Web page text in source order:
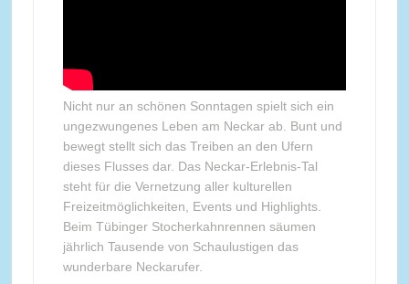
Nicht nur an schönen Sonntagen spielt sich ein
ungezwungenes Leben am Neckar ab. Bunt und
bewegt stellt sich das Treiben an den Ufern
dieses Flusses dar. Das Neckar-Erlebnis-Tal
steht für die Vernetzung aller kulturellen
Freizeitmöglichkeiten, Events und Highlights.
Beim Tübinger Stocherkahnrennen säumen
jährlich Tausende von Schaulustigen das
wunderbare Neckarufer.